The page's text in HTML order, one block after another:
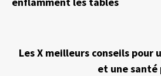
Les X meilleurs conseils pour
et une santé